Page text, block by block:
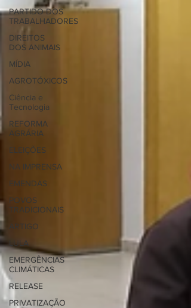
PARTIDO DOS
TRABALHADORES
DIREITOS
DOS ANIMAIS
MÍDIA
AGROTÓXICOS
Ciência e
Tecnologia
REFORMA
AGRÁRIA
ELEIÇÕES
NA IMPRENSA
EMENDAS
POVOS
TRADICIONAIS
ARTIGO
LULA
EMERGÊNCIAS
CLIMÁTICAS
RELEASE
PRIVATIZAÇÃO